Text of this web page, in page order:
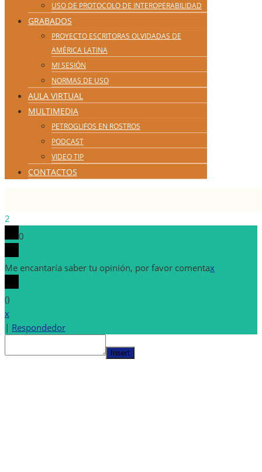
USO DE PROTOCOLO DE INTEROPERABILIDAD
GRABADOS
PROYECTO ESCRITORAS OLVIDADAS DE
AMÉRICA LATINA
MI SESIÓN
NORMAS DE USO
AULA VIRTUAL
MULTIMEDIA
PETROGLIFOS EN ROSTROS
PODCAST
VIDEO TIP
CONTACTOS
2
0
Me encantaría saber tu opinión, por favor comentax
()
x
| Respondedor
Insert